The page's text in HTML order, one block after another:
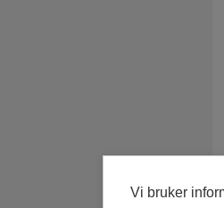
Vi bruker